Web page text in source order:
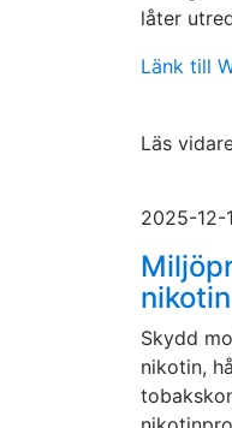
låter
Länk till
Läs
2025-12-
Skydd
nikotin,